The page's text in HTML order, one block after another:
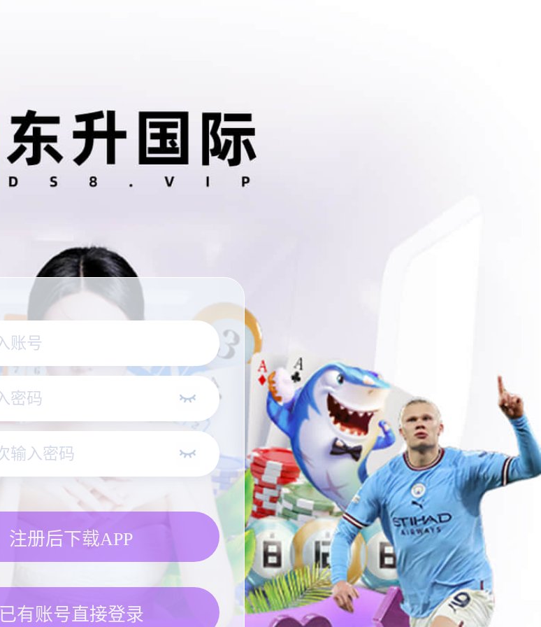
注册后下载APP
已有账号直接登录